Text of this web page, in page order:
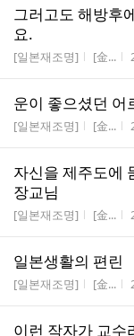
그러고도 해방후
요.
게시판명
[일본재조명] 작성자
[金...
운이 좋으셨던 어
게시판명
[일본재조명] 작성자
[金...
자신을 제주도에
장교님
게시판명
[일본재조명] 작성자
[金...
일본생활의 편린
게시판명
[일본재조명] 작성자
[金...
이런 작자가 교수